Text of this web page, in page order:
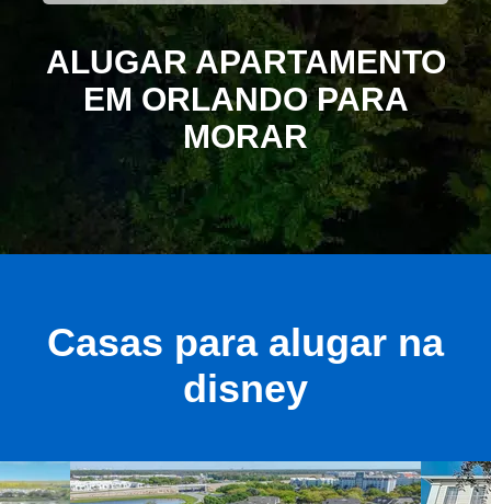
ALUGAR APARTAMENTO
EM ORLANDO PARA
MORAR
Casas para alugar na
disney